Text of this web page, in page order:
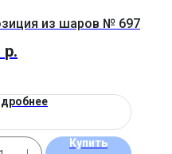
из шаров № 697
р.
Купить